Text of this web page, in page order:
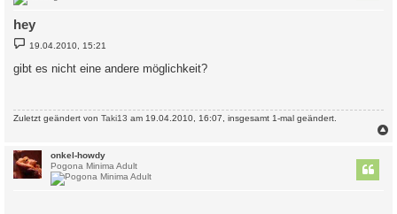
hey
B
e
t
19.04.2010, 15:21
gibt es nicht eine andere möglichkeit?
Zuletzt geändert von Taki13 am 19.04.2010, 16:07, insgesamt 1-mal geändert.
onkel-howdy
Pogona Minima Adult